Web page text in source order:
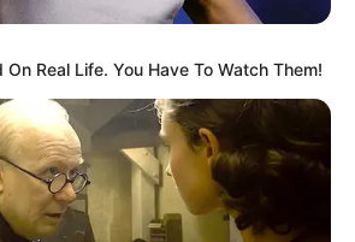
Real Life. You Have To Watch Them!